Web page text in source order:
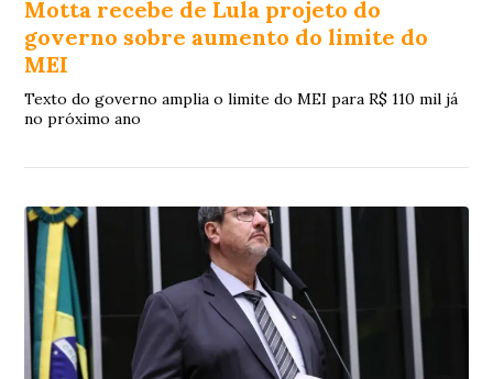
Motta recebe de Lula projeto do
governo sobre aumento do limite do
MEI
Texto do governo amplia o limite do MEI para R$ 110 mil já
no próximo ano